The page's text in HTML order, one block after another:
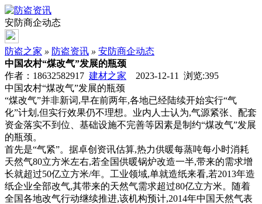
安防商企动态
防盗之家 » 防盗资讯 » 安防商企动态
中国农村“煤改气”发展的瓶颈
作者：18632582917 建材之家 2023-12-11 浏览:395
中国农村“煤改气”发展的瓶颈
“煤改气”并非新词,早在前两年,各地已经陆续开始实行“气
化”计划,但实行效果仍不理想。业内人士认为,气源紧张、配套
资金落实不到位、基础设施不完善等因素是制约“煤改气”发展
的瓶颈。
首先是“气紧”。据卓创资讯估算,热力供暖每蒸吨每小时消耗
天然气80立方米左右,若全国供暖锅炉改造一半,带来的需求增
长就超过50亿立方米/年。工业领域,单就造纸来看,若2013年造
纸企业全部改气,其带来的天然气需求超过80亿立方米。随着
全国各地改气行动继续推进,该机构预计,2014年中国天然气表